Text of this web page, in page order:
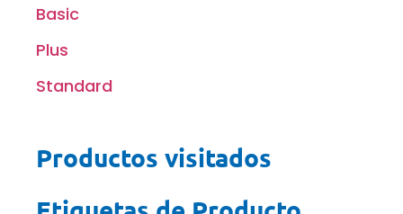
Basic
Plus
Standard
Productos visitados